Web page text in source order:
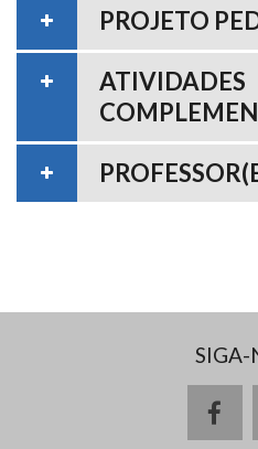
PROJETO
ATIVIDADES
SIGA-